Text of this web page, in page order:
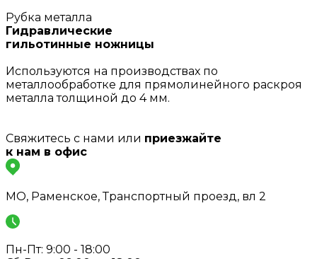
Рубка металла
Гидравлические
гильотинные ножницы
Используются на производствах по
металлообработке для прямолинейного раскроя
металла толщиной до 4 мм.
Свяжитесь с нами или приезжайте
к нам в офис
МО, Раменское, Транспортный проезд, вл 2
Пн-Пт: 9:00 - 18:00